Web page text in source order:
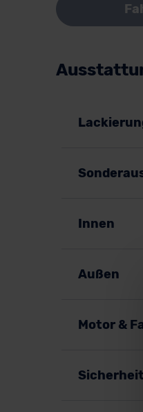
Innen
Außen
Motor &
Sicherheit